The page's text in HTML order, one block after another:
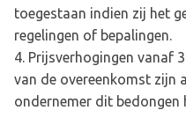
toegestaan indien zij het
regelingen of bepalingen.
Prijsverhogingen vanaf
van de overeenkomst zijn
ondernemer dit bedongen